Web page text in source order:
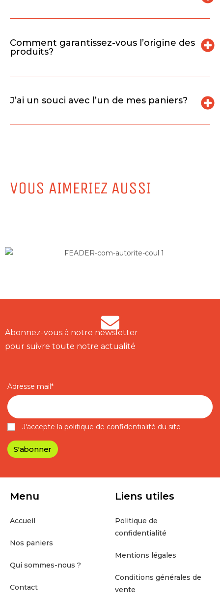
Comment garantissez-vous l’origine des
produits?
J’ai un souci avec l’un de mes paniers?
VOUS AIMERIEZ AUSSI
Abonnez-vous à notre newsletter
pour suivre toute notre actualité
Adresse mail*
J'accepte la politique de confidentialité du site
Menu
Accueil
Nos paniers
Qui sommes-nous ?
Contact
Liens utiles
Politique de
confidentialité
Mentions légales
Conditions générales de
vente